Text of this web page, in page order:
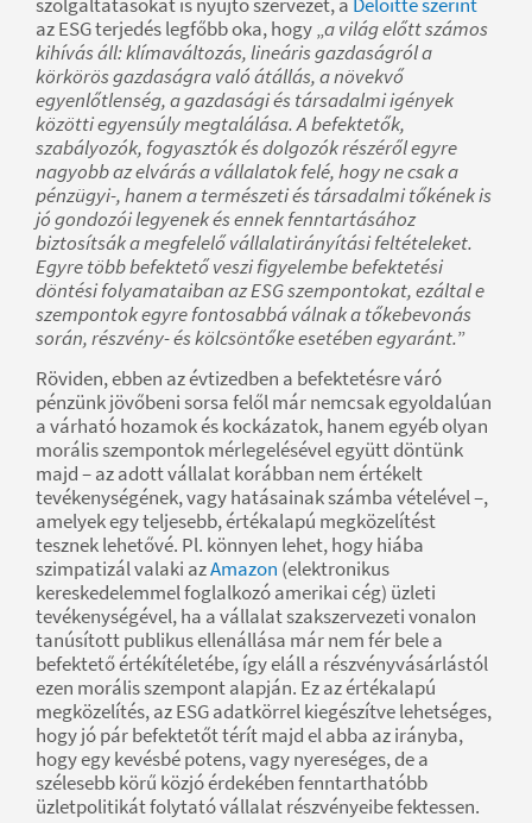
az ESG terjedés legfőbb oka, hogy „a világ előtt számos
kihívás áll: klímaváltozás, lineáris gazdaságról a
körkörös gazdaságra való átállás, a növekvő
egyenlőtlenség, a gazdasági és társadalmi igények
közötti egyensúly megtalálása. A befektetők,
szabályozók, fogyasztók és dolgozók részéről egyre
nagyobb az elvárás a vállalatok felé, hogy ne csak a
pénzügyi-, hanem a természeti és társadalmi tőkének is
jó gondozói legyenek és ennek fenntartásához
biztosítsák a megfelelő vállalatirányítási feltételeket.
Egyre több befektető veszi figyelembe befektetési
döntési folyamataiban az ESG szempontokat, ezáltal e
szempontok egyre fontosabbá válnak a tőkebevonás
során, részvény- és kölcsöntőke esetében egyaránt.”
Röviden, ebben az évtizedben a befektetésre váró
pénzünk jövőbeni sorsa felől már nemcsak egyoldalúan
a várható hozamok és kockázatok, hanem egyéb olyan
morális szempontok mérlegelésével együtt döntünk
majd – az adott vállalat korábban nem értékelt
tevékenységének, vagy hatásainak számba vételével –,
amelyek egy teljesebb, értékalapú megközelítést
tesznek lehetővé. Pl. könnyen lehet, hogy hiába
szimpatizál valaki azAmazon (elektronikus
kereskedelemmel foglalkozó amerikai cég) üzleti
tevékenységével, ha a vállalat szakszervezeti vonalon
tanúsított publikus ellenállása már nem fér bele a
befektető értékítéletébe, így eláll a részvényvásárlástól
ezen morális szempont alapján. Ez az értékalapú
megközelítés, az ESG adatkörrel kiegészítve lehetséges,
hogy jó pár befektetőt térít majd el abba az irányba,
hogy egy kevésbé potens, vagy nyereséges, de a
szélesebb körű közjó érdekében fenntarthatóbb
üzletpolitikát folytató vállalat részvényeibe fektessen.